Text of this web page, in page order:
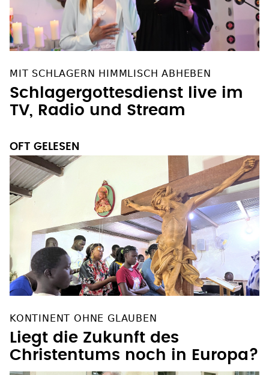
MIT SCHLAGERN HIMMLISCH ABHEBEN
Schlagergottesdienst live im
TV, Radio und Stream
OFT GELESEN
KONTINENT OHNE GLAUBEN
Liegt die Zukunft des
Christentums noch in Europa?